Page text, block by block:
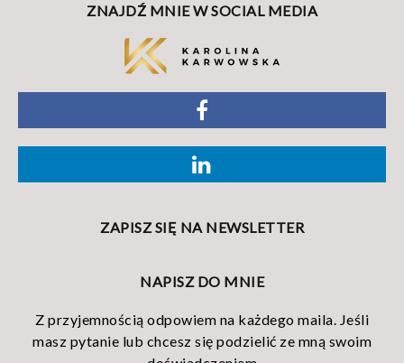
ZNAJDŹ MNIE W SOCIAL MEDIA
ZAPISZ SIĘ NA NEWSLETTER
NAPISZ DO MNIE
Z przyjemnością odpowiem na każdego maila. Jeśli
masz pytanie lub chcesz się podzielić ze mną swoim